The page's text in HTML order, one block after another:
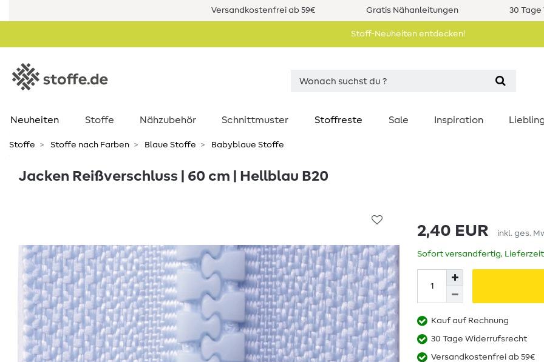
Versandkostenfrei ab 59€ Gratis Nähanleitungen 30
Stoff-Neuheiten entdecken!
Neuheiten Stoffe Nähzubehör Schnittmuster Stoffreste Sale Inspiration
Stoffe Stoffe nach Farben Blaue Stoffe Babyblaue Stoffe
Jacken Reißverschluss | 60 cm | Hellblau B20
2,40 EUR inkl. ges.
Sofort versandfertig,
Kauf auf Rechnung
30 Tage Widerrufsrecht
Versandkostenfrei ab 59€